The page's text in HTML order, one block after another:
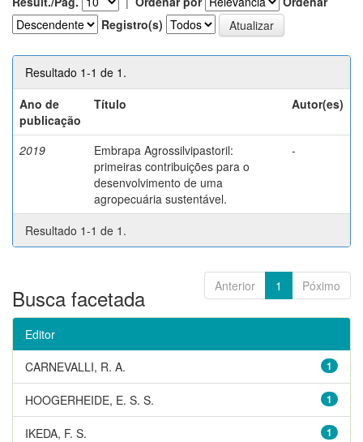
Registro(s)
Resultado 1-1 de 1.
Ano de
publicação
Título Autor(es)
2019
Embrapa Agrossilvipastoril:
primeiras contribuições para o
desenvolvimento de uma
agropecuária sustentável.
-
Resultado 1-1 de 1.
Anterior 1 Póximo
Busca facetada
Editor
1
CARNEVALLI, R. A.
1
HOOGERHEIDE, E. S. S.
1
IKEDA, F. S.